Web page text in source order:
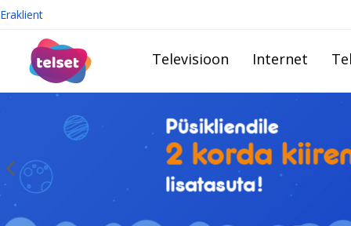
Eraklient
Televisioon Internet